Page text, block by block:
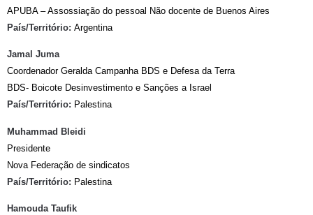
APUBA – Assossiação do pessoal Não docente de Buenos Aires
País/Território: Argentina
Jamal Juma
Coordenador Geralda Campanha BDS e Defesa da Terra
BDS- Boicote Desinvestimento e Sanções a Israel
País/Território: Palestina
Muhammad Bleidi
Presidente
Nova Federação de sindicatos
País/Território: Palestina
Hamouda Taufik